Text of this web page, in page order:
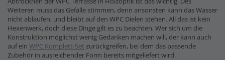
Weiteren muss das Gefälle stimmen, denn ansonsten kann das Wasser
nicht ablaufen, und bleibt auf den WPC Dielen stehen. All das ist kein
Hexenwerk, doch diese Dinge gilt es zu beachten. Wer sich um die
Konstruktion möglichst wenig Gedanken machen will, der kann auch
auf ein WPC Komplett-Set zurückgreifen, bei dem das passende
Zubehör in ausreichender Form bereits mitgeliefert wird.